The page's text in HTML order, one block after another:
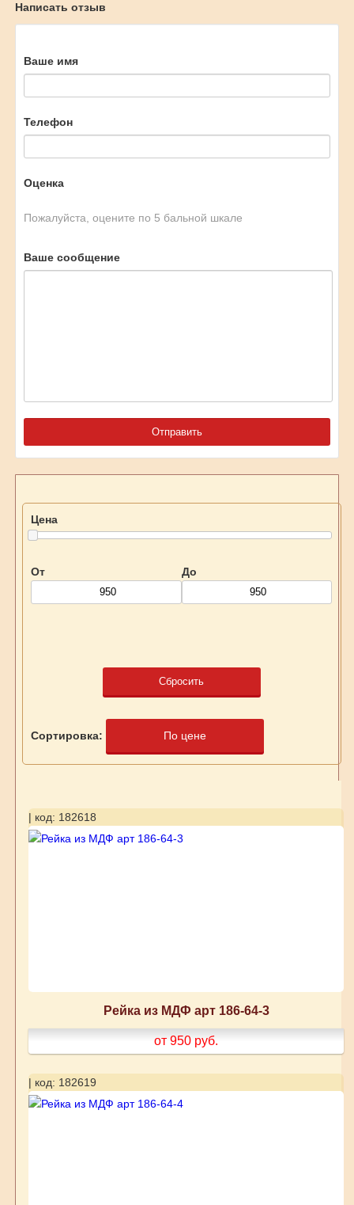
Написать отзыв
Ваше имя
Телефон
Оценка
Пожалуйста, оцените по 5 бальной шкале
Ваше сообщение
Цена
От До
Сбросить
Сортировка: По цене
| код: 182618
Рейка из МДФ арт 186-64-3
от 950 руб.
| код: 182619